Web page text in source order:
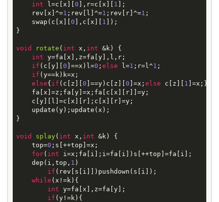
int l=c[x][0 ],r=c[x][ 1 ];
    rev[x]^=
1 ;rev[l]^=1 ;rev[r]^=1 ;
    swap(c[x][
0 ],c[x][ 1 ]);
}
void rotate ( int x, int &k)
{
int y=fa[x],z=fa[y],l,r;
if (c[y][0 ]==x)l=0 ; else l=1 ;r=l^1 ;
if (y==k)k=x;
else{if (c[z][0 ]==y)c[z][0 ]=x; else c[z][ 1 ]=x;}
    fa[x]=z;fa[y]=x;fa[c[x][r]]=y;
    c[y][l]=c[x][r];c[x][r]=y;
    update(y);update(x);
}
void splay( int x, int &k)
{
    top=
0 ;s[++top]=x;
for( int i=x;fa[i];i=fa[i])s[++top]=fa[i];
    dep(i,top,
1 )
if (rev[s[i]])pushdown(s[i]);
while (x!=k){
int y=fa[x],z=fa[y];
if (y!=k){